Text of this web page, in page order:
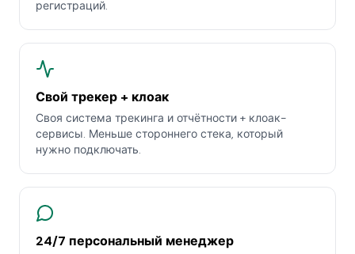
регистраций.
Свой трекер + клоак
Своя система трекинга и отчётности + клоак-
сервисы. Меньше стороннего стека, который
нужно подключать.
24/7 персональный менеджер